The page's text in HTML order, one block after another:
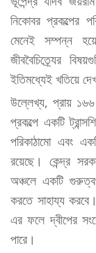
নিকোবর প্রকল্পের
মেনেই সম্পন্ন
জীববৈচিত্র্যের
ইতিমধ্যেই খতিয়ে
উল্লেখ্য, প্রায় ১৬৬
প্রকল্পে একটি
পরিকাঠামো এবং
রয়েছে। কেন্দ্র
অঞ্চলে একটি
করতে সাহায্য
এর ফলে দ্বীপের
পারে।